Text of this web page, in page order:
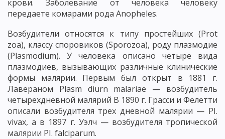
крови. Заболевание от человека человеку
передаете комарами рода Anopheles.
Возбудители относятся к типу простейших (Prot
zoa), классу споровиков (Sporozoa), роду плазмодие
(Plasmodium). У человека описано четыре вида
плазмодиев, вызывающих различные клинические
формы малярии. Первым был открыт в 1881 г.
Лавераном Plasm diurn malariae — возбудитель
четырехдневной малярий В 1890 г. Грасси и Фелетти
описали возбудителя трех дневной малярии — PI.
vivax, а в 1897 г. Уэлч — возбудителя тропической
малярии PI. falciparum.